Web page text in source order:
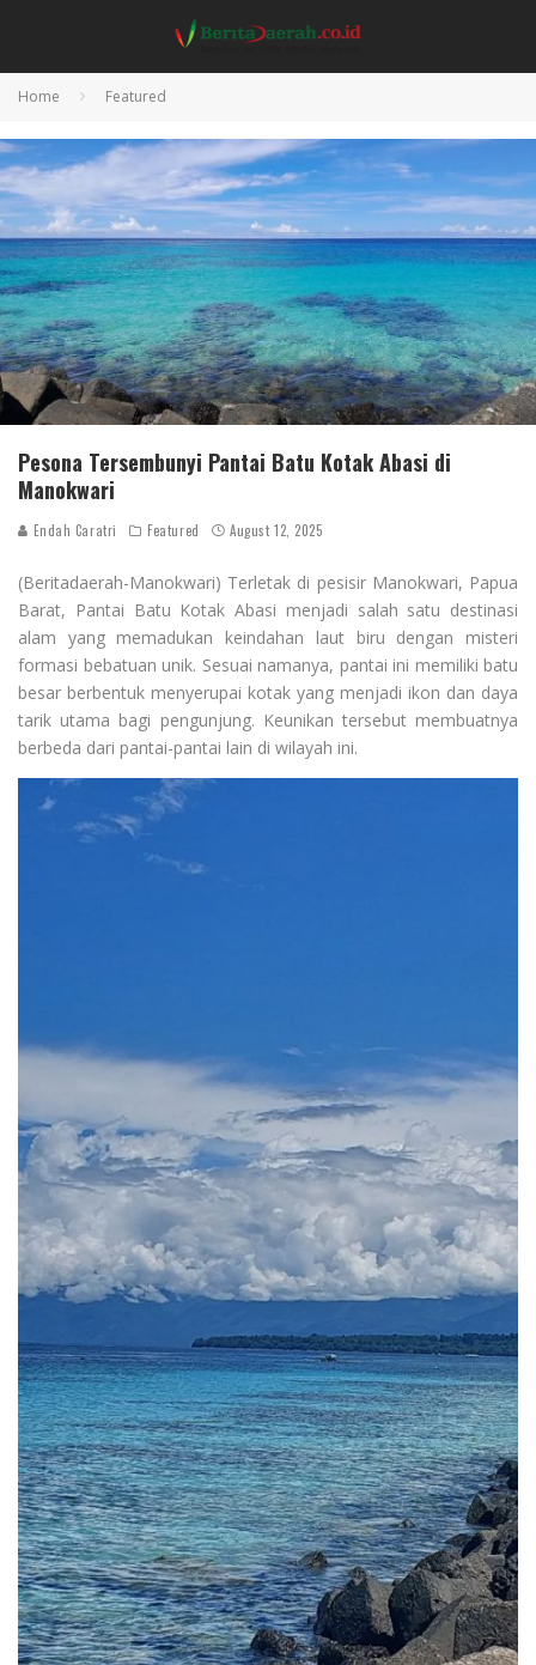
Home Featured
Pesona Tersembunyi Pantai Batu Kotak Abasi di
Manokwari
Endah Caratri Featured August 12, 2025
(Beritadaerah-Manokwari) Terletak di pesisir Manokwari, Papua
Barat, Pantai Batu Kotak Abasi menjadi salah satu destinasi
alam yang memadukan keindahan laut biru dengan misteri
formasi bebatuan unik. Sesuai namanya, pantai ini memiliki batu
besar berbentuk menyerupai kotak yang menjadi ikon dan daya
tarik utama bagi pengunjung. Keunikan tersebut membuatnya
berbeda dari pantai-pantai lain di wilayah ini.